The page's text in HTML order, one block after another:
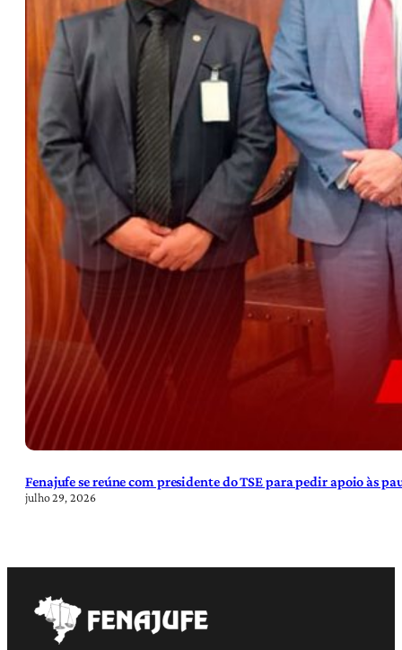
Fenajufe se reúne com presidente do TSE para pedir apoio às
julho 29, 2026